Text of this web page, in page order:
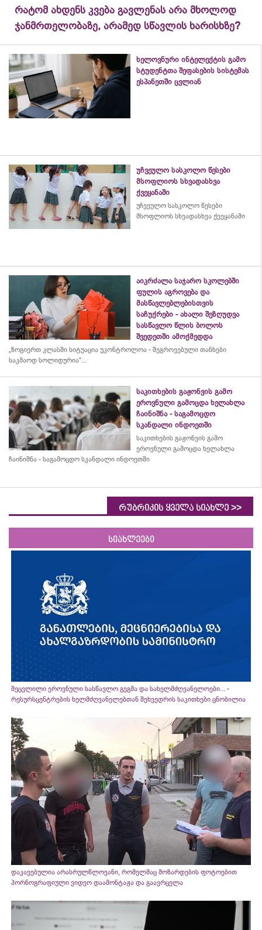
რატომ ახდენს კვება გავლენას არა მხოლოდ
ჯანმრთელობაზე, არამედ სწავლის ხარისხზე?
ხელოვნური ინტელექტის გამო
სტუდენტთა შეფასების სისტემას
ესპანეთში ცვლიან
უჩვეულო სასკოლო წესები
მსოფლიოს სხვადასხვა
ქვეყანაში
უჩვეულო სასკოლო წესები
მსოფლიოს სხვადასხვა ქვეყანაში
აიკრძალა საჯარო სკოლებში
ფულის აგროვება და
მასწავლებლებისთვის
საჩუქრები - ახალი შეზღუდვა
სასწავლო წლის ბოლოს
შვედეთში ამოქმედდა
„ზოგიერთ კლასში სიტუაცია უკონტროლოა - შეგროვებული თანხები
საკმაოდ სოლიდურია“...
საკითხების გაჟონვის გამო
ეროვნული გამოცდა ხელახლა
ჩაინიშნა - საგამოცდო
სკანდალი ინდოეთში
საკითხების გაჟონვის გამო
ეროვნული გამოცდა ხელახლა
ჩაინიშნა - საგამოცდო სკანდალი ინდოეთში
რუბრიკის ყველა სიახლე >>
სიახლეები
შეცვლილი ეროვნული სასწავლო გეგმა და სახელმძღვანელოები... -
რესურსცენტრების ხელმძღვანელებთან შეხვედრის საკითხები ცნობილია
დაკავებულია არასრულწლოვანი, რომელმაც მოზარდების ფოტოებით
პორნოგრაფიული ვიდეო დაამონტაჟა და გაავრცელა